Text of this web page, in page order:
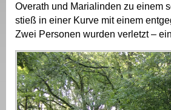
Overath und Marialinden zu einem
stieß in einer Kurve mit einem
Zwei Personen wurden verletzt –